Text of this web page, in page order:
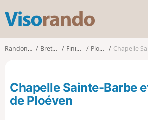
s
o
d
Randonnées Bretagne Finistère Ploéven Chapelle
Chapelle Sainte-Barbe
de Ploéven